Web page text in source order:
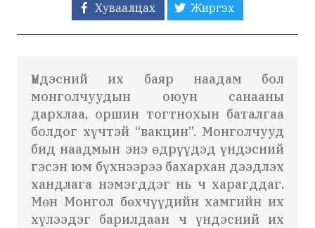
Хуваалцах Жиргэх
Үндэсний их баяр наадам бол
монголчуудын оюун санааны
дархлаа, оршин тогтнохын баталгаа
болдог хүчтэй “вакцин”. Монголчууд
бид наадмын энэ өдрүүдэд үндэсний
гэсэн юм бүхнээрээ бахархан дээдлэх
хандлага нэмэгддэг нь ч харагддаг.
Мөн Монгол бөхчүүдийн хамгийн их
хүлээдэг барилдаан ч үндэсний их